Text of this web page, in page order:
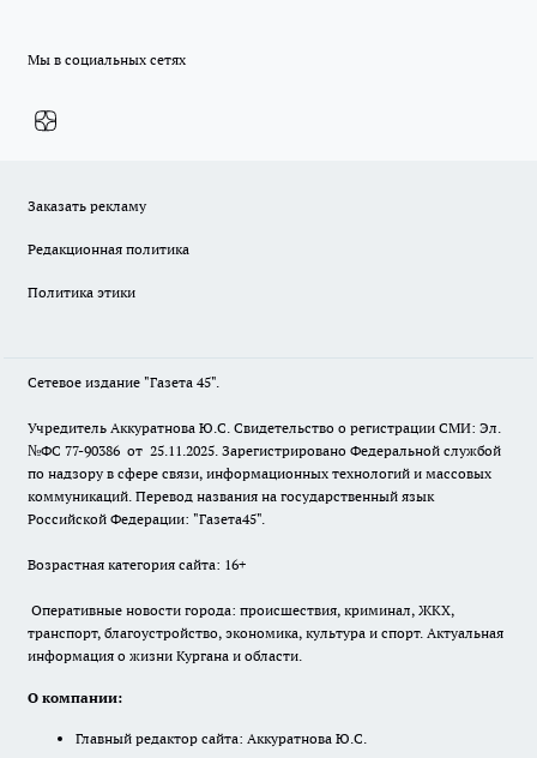
Мы в социальных сетях
Заказать рекламу
Редакционная политика
Политика этики
Сетевое издание "Газета 45".
Учредитель Аккуратнова Ю.С. Свидетельство о регистрации СМИ: Эл.
№ФС 77-90386 от 25.11.2025. Зарегистрировано Федеральной службой
по надзору в сфере связи, информационных технологий и массовых
коммуникаций. Перевод названия на государственный язык
Российской Федерации: "Газета45".
Возрастная категория сайта: 16+
Оперативные новости города: происшествия, криминал, ЖКХ,
транспорт, благоустройство, экономика, культура и спорт. Актуальная
информация о жизни Кургана и области.
О компании:
Главный редактор сайта: Аккуратнова Ю.С.